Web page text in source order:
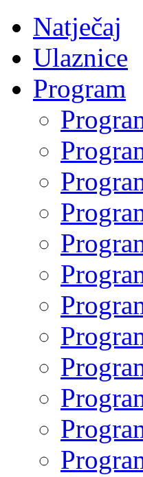
Natječaj
Ulaznice
Program